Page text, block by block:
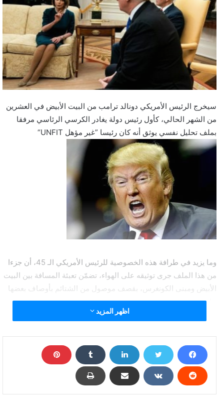
سيخرج الرئيس الأمريكي دونالد ترامب من البيت الأبيض في العشرين
من الشهر الحالي، كأول رئيس دولة يغادر الكرسي الرئاسي مرفقا
بملف تحليل نفسي يوثق أنه كان رئيسا ”غير مؤهل UNFIT“
وما يزيد في طرافة هذه الخصوصية للرئيس الأمريكي الـ 45، أن جزءا
من هذا الملف جرى توثيقه على الهواء، تضمّن تعبئة المسافة بين البيت
الأبيض ومبنى الكونغرس، بقصف موصول من الشتائم بأوصاف بعضها
جارح.
تعبير ”شخص خطير جدا ينبغي ألا يستمر في منصبه“، وفي اليوم التالي
رفعت سوية الوصف إلى أنه ”مختلّ“.ثم ألحقت بيلوسي ذلك بالاتصال
مع وزارة الدفاع (البنتاجون)؛ لمنع ترامب من استخدام السلاح النووي
قبل مغادرته البيت الأبيض، فهو ”مجنون وبيده الزر (الكود النووي)“.
اظهر المزيد